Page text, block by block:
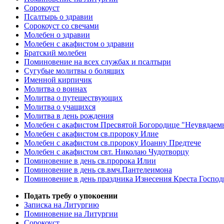
Сорокоуст
Псалтырь о здравии
Сорокоуст со свечами
Молебен о здравии
Молебен с акафистом о здравии
Братский молебен
Поминовение на всех службах и псалтыри
Сугубые молитвы о болящих
Именной кирпичик
Молитва о воинах
Молитва о путешествующих
Молитва о учащихся
Молитва в день рождения
Молебен с акафистом Пресвятой Богородице
Молебен с акафистом св.пророку Илие
Молебен с акафистом св.пророку Иоанну Предтече
Молебен с акафистом свт. Николаю Чудотворцу
Поминовение в день св.пророка Илии
Поминовение в день св.вмч.Пантелеимона
Поминовение в день праздника Изнесения Креста
Подать требу о упокоении
Записка на Литургию
Поминовение на Литургии